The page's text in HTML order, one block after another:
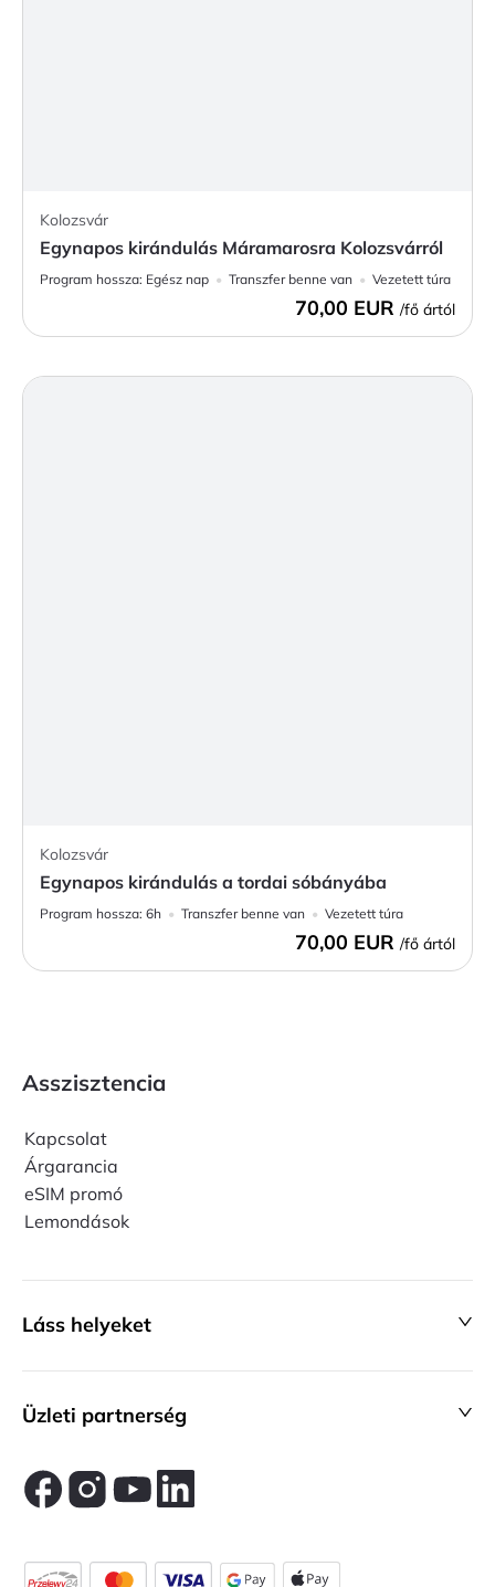
Kolozsvár
Egynapos kirándulás Máramarosra Kolozsvárról
Program hossza: Egész nap Transzfer benne van Vezetett túra
70,00 EUR /fő ártól
Kolozsvár
Egynapos kirándulás a tordai sóbányába
Program hossza: 6h Transzfer benne van Vezetett túra
70,00 EUR /fő ártól
Asszisztencia
Kapcsolat
Árgarancia
eSIM promó
Lemondások
Láss helyeket
Üzleti partnerség